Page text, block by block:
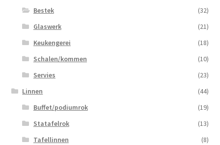
Bestek
(32)
Glaswerk
(21)
Keukengerei
(18)
Schalen/kommen
(10)
Servies
(23)
Linnen
(44)
Buffet/podiumrok
(19)
Statafelrok
(13)
Tafellinnen
(8)